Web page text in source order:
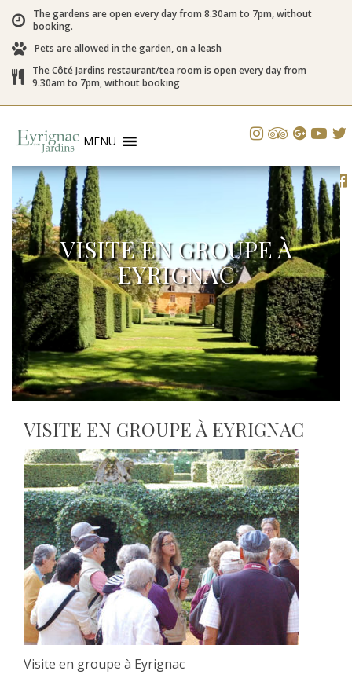
The gardens are open every day from 8.30am to 7pm, without
booking.
Pets are allowed in the garden, on a leash
The Côté Jardins restaurant/tea room is open every day from
9.30am to 7pm, without booking
MENU
VISITE EN GROUPE À
EYRIGNAC
VISITE EN GROUPE À EYRIGNAC
Visite en groupe à Eyrignac